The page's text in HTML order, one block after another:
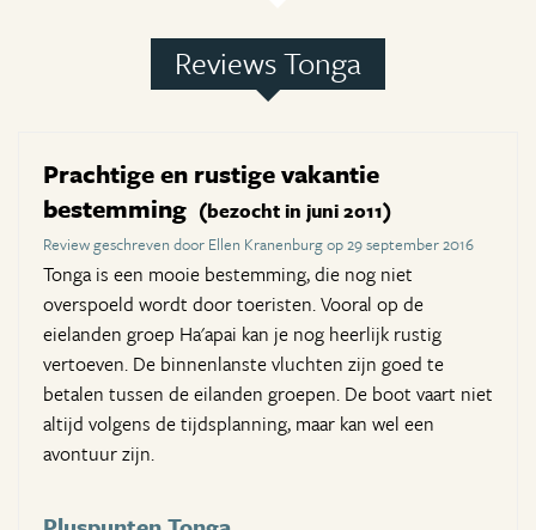
Reviews Tonga
Prachtige en rustige vakantie
bestemming (bezocht in juni 2011)
Review geschreven door Ellen Kranenburg op 29 september 2016
Tonga is een mooie bestemming, die nog niet
overspoeld wordt door toeristen. Vooral op de
eielanden groep Ha'apai kan je nog heerlijk rustig
vertoeven. De binnenlanste vluchten zijn goed te
betalen tussen de eilanden groepen. De boot vaart niet
altijd volgens de tijdsplanning, maar kan wel een
avontuur zijn.